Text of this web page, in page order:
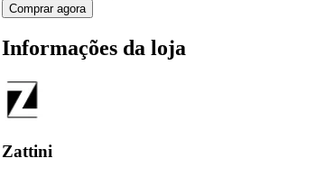
Comprar agora
Informações da loja
Zattini